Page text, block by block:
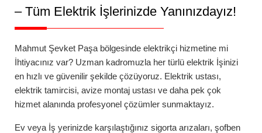
– Tüm Elektrik İşlerinizde Yanınızdayız!
Mahmut Şevket Paşa bölgesinde elektrikçi hizmetine mi
İhtiyacınız var? Uzman kadromuzla her türlü elektrik İşinizi
en hızlı ve güvenilir şekilde çözüyoruz. Elektrik ustası,
elektrik tamircisi, avize montaj ustası ve daha pek çok
hizmet alanında profesyonel çözümler sunmaktayız.
Ev veya İş yerinizde karşılaştığınız sigorta arızaları, şofben